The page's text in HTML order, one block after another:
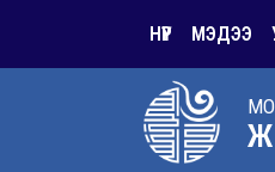
НҮҮР МЭДЭЭ